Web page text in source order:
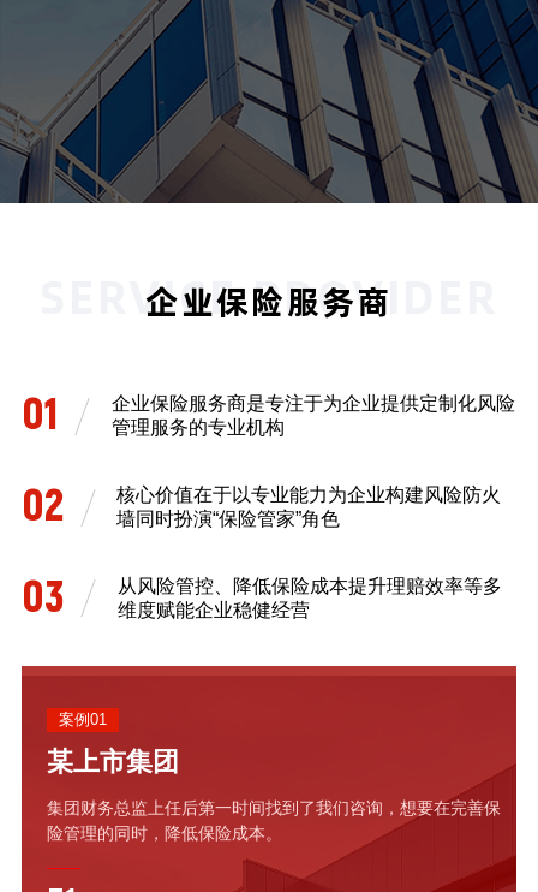
SERVICE PROVIDER
企业保险服务商
01
企业保险服务商是专注于为企业提供定制化风险
管理服务的专业机构
02
核心价值在于以专业能力为企业构建风险防火
墙同时扮演“保险管家”角色
03
从风险管控、降低保险成本提升理赔效率等多
维度赋能企业稳健经营
案例01
某上市集团
集团财务总监上任后第一时间找到了我们咨询，想要在完善保
险管理的同时，降低保险成本。